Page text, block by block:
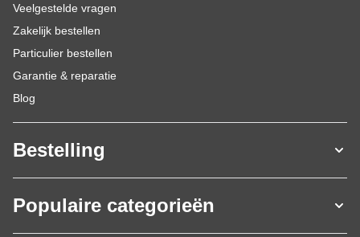
Veelgestelde vragen
Zakelijk bestellen
Particulier bestellen
Garantie & reparatie
Blog
Bestelling
Populaire categorieën